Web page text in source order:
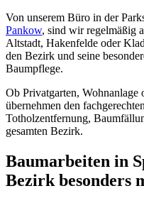
Von unserem Büro in der
Pankow, sind wir regelmäßig
Altstadt, Hakenfelde oder
den Bezirk und seine
Baumpflege.
Ob Privatgarten,
übernehmen den
Totholzentfernung,
gesamten Bezirk.
Baumarbeiten in
Bezirk besonders